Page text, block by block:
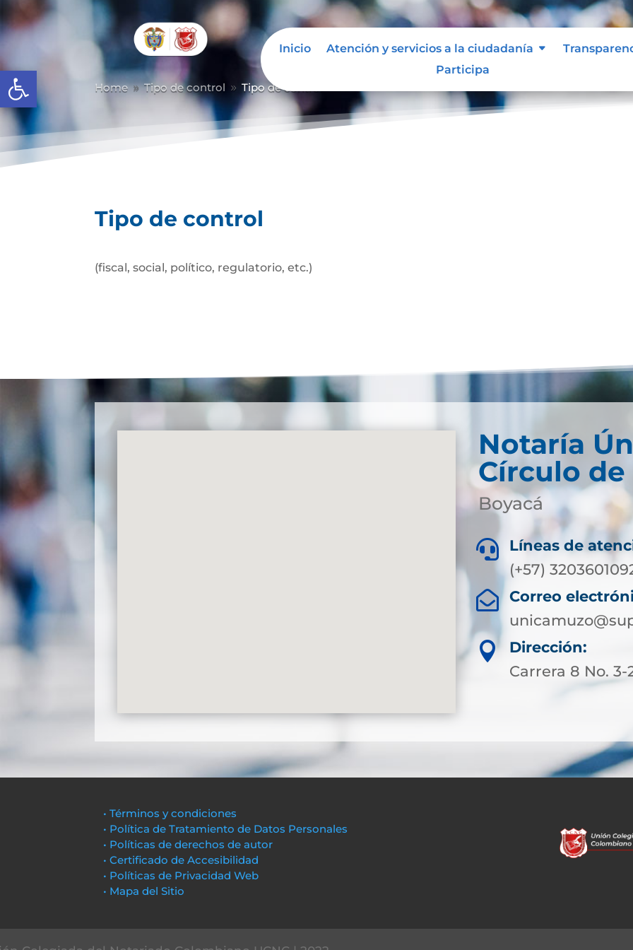
Abrir barra de herramientas
Inicio Atención y servicios a la ciudadanía
Participa
Home 9 Tipo de control 9 Tipo de control
Tipo de control
(fiscal, social, político, regulatorio, etc.)
Notaría
Círculo de
Boyacá

Líneas de
(+57)

Correo

Dirección:
Carrera 8 No. 3-
• Términos y condiciones
• Política de Tratamiento de Datos Personales
• Políticas de derechos de autor
• Certificado de Accesibilidad
• Políticas de Privacidad Web
• Mapa del Sitio